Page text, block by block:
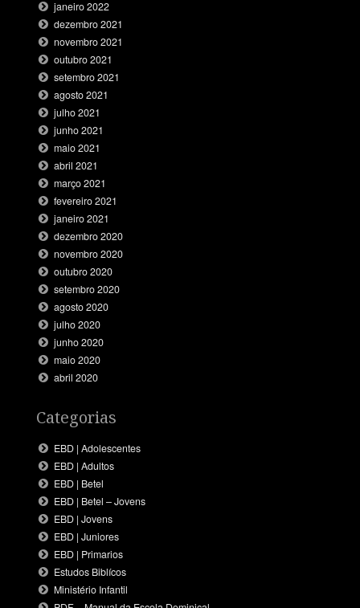
janeiro 2022
dezembro 2021
novembro 2021
outubro 2021
setembro 2021
agosto 2021
julho 2021
junho 2021
maio 2021
abril 2021
março 2021
fevereiro 2021
janeiro 2021
dezembro 2020
novembro 2020
outubro 2020
setembro 2020
agosto 2020
julho 2020
junho 2020
maio 2020
abril 2020
Categorias
EBD | Adolescentes
EBD | Adultos
EBD | Betel
EBD | Betel – Jovens
EBD | Jovens
EBD | Juniores
EBD | Primarios
Estudos Biblícos
Ministério Infantil